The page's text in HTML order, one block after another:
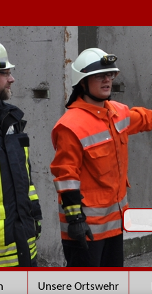
Unsere Ortswehr